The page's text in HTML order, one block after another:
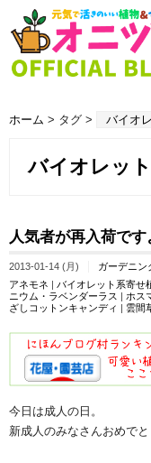
ホーム > タグ > バイオ
バイオレッ
人気者が再入荷で
2013-01-14 (月)
ガーデニン
アネモネ | バイオレット系寄せ
ニウム・ラベンダーラス | ホス
ざしコットンキャンディ | 雲間
今日は成人の日。
新成人のみなさんおめでと